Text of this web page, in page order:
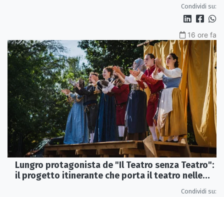
Condividi su:
16 ore fa
Lungro protagonista de "Il Teatro senza Teatro":
il progetto itinerante che porta il teatro nelle
Condividi su: